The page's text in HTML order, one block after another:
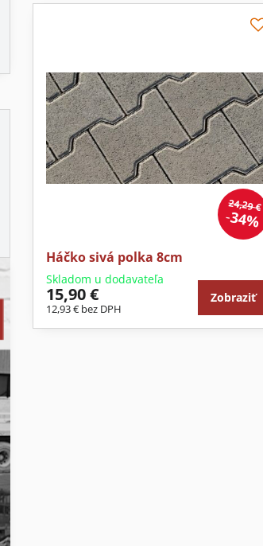
24,29 €
34%
Háčko sivá polka 8cm
Skladom u dodavateľa
15,90 €
12,93 € bez DPH
Zobraziť